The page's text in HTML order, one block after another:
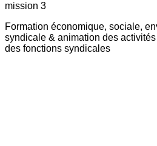
mission 3
Formation économique, sociale,
syndicale & animation des
des fonctions syndicales